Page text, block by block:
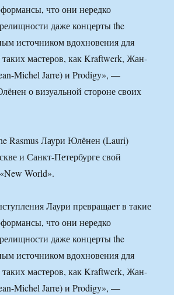
что они нередко
даже концерты the
источником вдохновения для
мастеров, как Kraftwerk, Жан-
Michel Jarre) и Prodigy», —
о визуальной стороне своих
Rasmus Лаури Юлёнен (Lauri)
и Санкт-Петербурге свой
World».
Лаури превращает в такие
что они нередко
даже концерты the
источником вдохновения для
мастеров, как Kraftwerk, Жан-
Michel Jarre) и Prodigy», —